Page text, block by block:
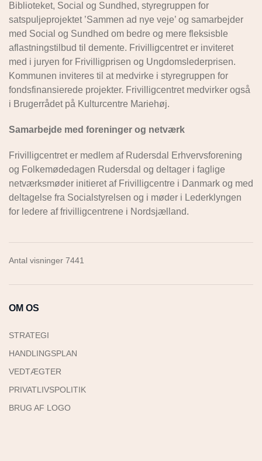
Biblioteket, Social og Sundhed, styregruppen for
satspuljeprojektet ’Sammen ad nye veje’ og samarbejder
med Social og Sundhed om bedre og mere fleksisble
aflastningstilbud til demente. Frivilligcentret er inviteret
med i juryen for Frivilligprisen og Ungdomslederprisen.
Kommunen inviteres til at medvirke i styregruppen for
fondsfinansierede projekter. Frivilligcentret medvirker også
i Brugerrådet på Kulturcentre Mariehøj.
Samarbejde med foreninger og netværk
Frivilligcentret er medlem af Rudersdal Erhvervsforening
og Folkemødedagen Rudersdal og deltager i faglige
netværksmøder initieret af Frivilligcentre i Danmark og med
deltagelse fra Socialstyrelsen og i møder i Lederklyngen
for ledere af frivilligcentrene i Nordsjælland.
Antal visninger 7441
OM OS
STRATEGI
HANDLINGSPLAN
VEDTÆGTER
PRIVATLIVSPOLITIK
BRUG AF LOGO